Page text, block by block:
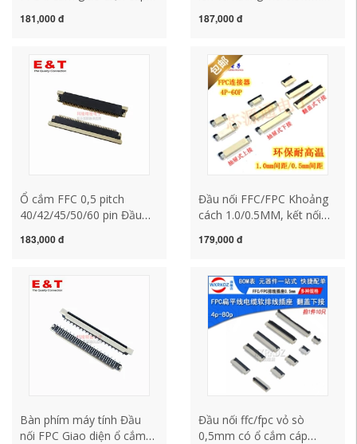
hàng đôi dọc phích cắm
181,000 đ
FFC/FPC
187,000 đ
Ổ cắm FFC 0,5 pitch
40/42/45/50/60 pin Đầu
hình LCD giải phóng mặt
183,000 đ
Đầu nối FFC/FPC Khoảng
cách 1.0/0.5MM, kết nối
cùng, kết nối dưới cùng,
60P
179,000 đ
Bàn phím máy tính Đầu
nối FPC Giao diện ổ cắm
Đầu nối ffc/fpc vỏ sò
0,5mm có ổ cắm cáp